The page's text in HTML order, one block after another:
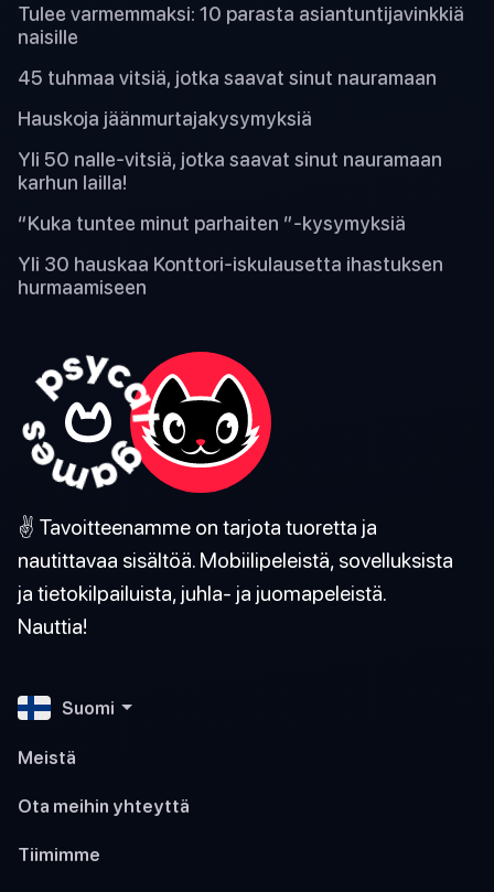
Tulee varmemmaksi: 10 parasta asiantuntijavinkkiä
naisille
45 tuhmaa vitsiä, jotka saavat sinut nauramaan
Hauskoja jäänmurtajakysymyksiä
Yli 50 nalle-vitsiä, jotka saavat sinut nauramaan
karhun lailla!
“Kuka tuntee minut parhaiten ”-kysymyksiä
Yli 30 hauskaa Konttori-iskulausetta ihastuksen
hurmaamiseen
✌️ Tavoitteenamme on tarjota tuoretta ja
nautittavaa sisältöä. Mobiilipeleistä, sovelluksista
ja tietokilpailuista, juhla- ja juomapeleistä.
Nauttia!
Suomi
Meistä
Ota meihin yhteyttä
Tiimimme